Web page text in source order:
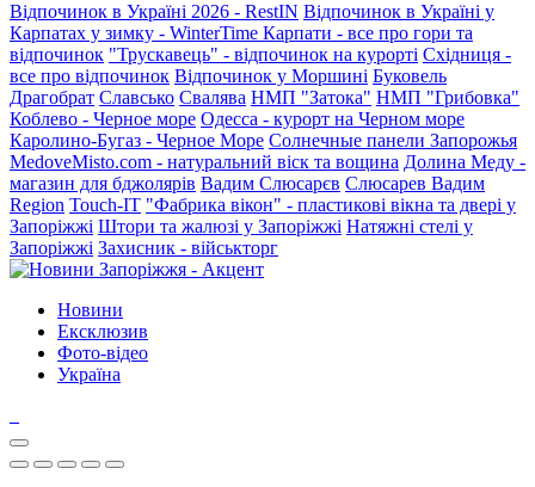
Відпочинок в Україні 2026 - RestIN Відпочинок в Україні у
Карпатах у зимку - WinterTime Карпати - все про гори та
відпочинок "Трускавець" - відпочинок на курорті Східниця -
все про відпочинок Відпочинок у Моршині Буковель
Драгобрат Славсько Свалява НМП "Затока" НМП "Грибовка"
Коблево - Черное море Одесса - курорт на Черном море
Каролино-Бугаз - Черное Море Солнечные панели Запорожья
MedoveMisto.com - натуральний віск та вощина Долина Меду -
магазин для бджолярів Вадим Слюсарєв Слюсарев Вадим
Region Touch-IT "Фабрика вікон" - пластикові вікна та двері у
Запоріжжі Штори та жалюзі у Запоріжжі Натяжні стелі у
Запоріжжі Захисник - військторг
Новини
Ексклюзив
Фото-відео
Україна